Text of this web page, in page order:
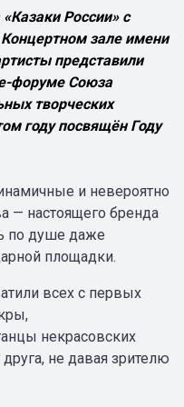
России» с
зале имени
представили
форуме Союза
творческих
году посвящён Году
и невероятно
— настоящего бренда
по душе даже
площадки.
всех с первых
некрасовских
не давая зрителю